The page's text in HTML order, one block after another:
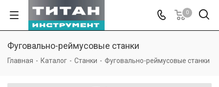
0
Фуговально-реймусовые станки
Главная - Каталог - Станки - Фуговально-реймусовые станки